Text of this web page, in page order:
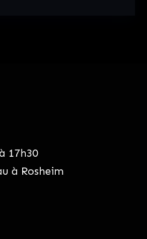
17h30
à Rosheim